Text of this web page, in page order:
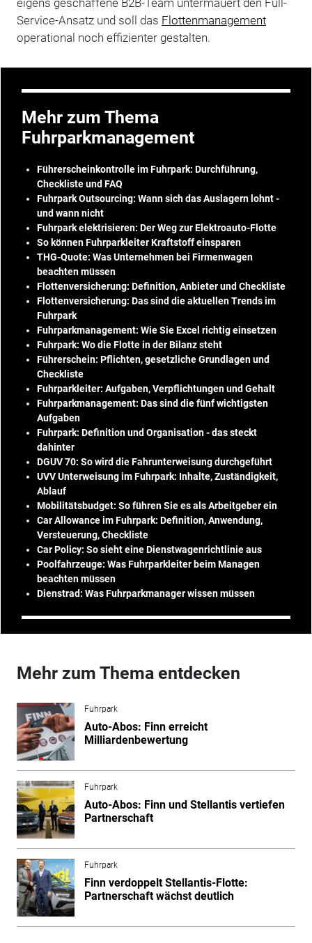
Service-Ansatz und soll das Flottenmanagement
operational noch effizienter gestalten.
Mehr zum Thema
Fuhrparkmanagement
Führerscheinkontrolle im Fuhrpark: Durchführung,
Checkliste und FAQ
Fuhrpark Outsourcing: Wann sich das Auslagern lohnt -
und wann nicht
Fuhrpark elektrisieren: Der Weg zur Elektroauto-Flotte
So können Fuhrparkleiter Kraftstoff einsparen
THG-Quote: Was Unternehmen bei Firmenwagen
beachten müssen
Flottenversicherung: Definition, Anbieter und Checkliste
Flottenversicherung: Das sind die aktuellen Trends im
Fuhrpark
Fuhrparkmanagement: Wie Sie Excel richtig einsetzen
Fuhrpark: Wo die Flotte in der Bilanz steht
Führerschein: Pflichten, gesetzliche Grundlagen und
Checkliste
Fuhrparkleiter: Aufgaben, Verpflichtungen und Gehalt
Fuhrparkmanagement: Das sind die fünf wichtigsten
Aufgaben
Fuhrpark: Definition und Organisation - das steckt
dahinter
DGUV 70: So wird die Fahrunterweisung durchgeführt
UVV Unterweisung im Fuhrpark: Inhalte, Zuständigkeit,
Ablauf
Mobilitätsbudget: So führen Sie es als Arbeitgeber ein
Car Allowance im Fuhrpark: Definition, Anwendung,
Versteuerung, Checkliste
Car Policy: So sieht eine Dienstwagenrichtlinie aus
Poolfahrzeuge: Was Fuhrparkleiter beim Managen
beachten müssen
Dienstrad: Was Fuhrparkmanager wissen müssen
Mehr zum Thema entdecken
Fuhrpark
Auto-Abos: Finn erreicht
Milliardenbewertung
Fuhrpark
Auto-Abos: Finn und Stellantis vertiefen
Partnerschaft
Fuhrpark
Finn verdoppelt Stellantis-Flotte:
Partnerschaft wächst deutlich